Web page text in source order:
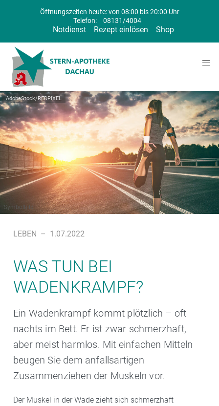
Öffnungszeiten heute: von 08:00 bis 20:00 Uhr
Telefon:
08131/4004
Notdienst Rezept einlösen Shop
AdobeStock/REDPIXEL
Symbolbild
LEBEN – 1.07.2022
WAS TUN BEI
WADENKRAMPF?
Ein Wadenkrampf kommt plötzlich – oft
nachts im Bett. Er ist zwar schmerzhaft,
aber meist harmlos. Mit einfachen Mitteln
beugen Sie dem anfallsartigen
Zusammenziehen der Muskeln vor.
Der Muskel in der Wade zieht sich schmerzhaft